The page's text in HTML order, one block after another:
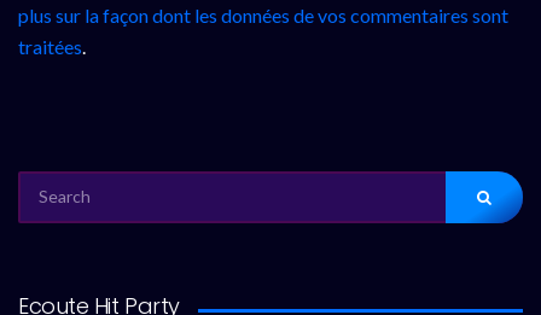
plus sur la façon dont les données de vos commentaires sont
traitées.
FOR:
Ecoute Hit Party